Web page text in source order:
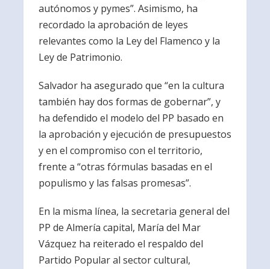
autónomos y pymes”. Asimismo, ha
recordado la aprobación de leyes
relevantes como la Ley del Flamenco y la
Ley de Patrimonio.
Salvador ha asegurado que “en la cultura
también hay dos formas de gobernar”, y
ha defendido el modelo del PP basado en
la aprobación y ejecución de presupuestos
y en el compromiso con el territorio,
frente a “otras fórmulas basadas en el
populismo y las falsas promesas”.
En la misma línea, la secretaria general del
PP de Almería capital, María del Mar
Vázquez ha reiterado el respaldo del
Partido Popular al sector cultural,